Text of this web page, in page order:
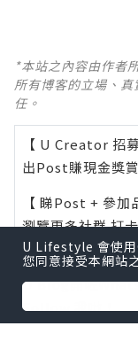
*本站之內容由作者
所有博客的立場、
任。
【 U Creator 招募
出Post賺現金獎
【 睇Post + 參加
瀏覽更多社群打卡
攻略及活動情報
U Blog開咗
Follow 我哋！
U Lifestyle 會使
您同意接受本網站